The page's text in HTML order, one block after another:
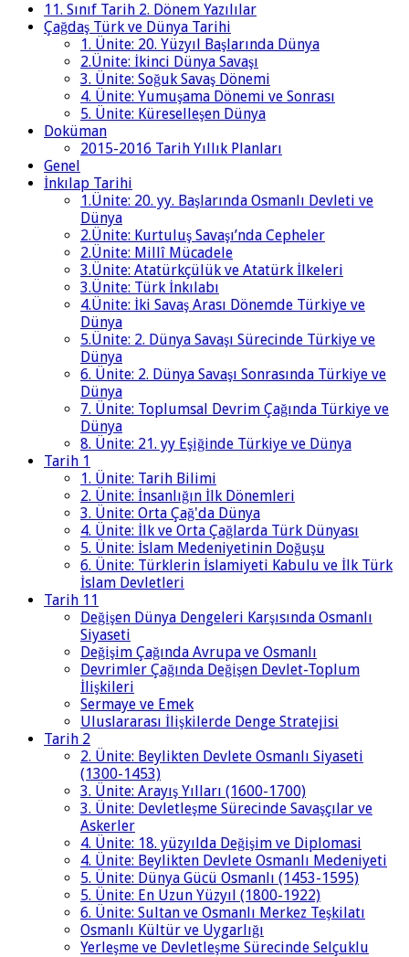
11. Sınıf Tarih 2. Dönem Yazılılar
Çağdaş Türk ve Dünya Tarihi
1. Ünite: 20. Yüzyıl Başlarında Dünya
2.Ünite: İkinci Dünya Savaşı
3. Ünite: Soğuk Savaş Dönemi
4. Ünite: Yumuşama Dönemi ve Sonrası
5. Ünite: Küreselleşen Dünya
Doküman
2015-2016 Tarih Yıllık Planları
Genel
İnkılap Tarihi
1.Ünite: 20. yy. Başlarında Osmanlı Devleti ve
Dünya
2.Ünite: Kurtuluş Savaşı’nda Cepheler
2.Ünite: Millî Mücadele
3.Ünite: Atatürkçülük ve Atatürk İlkeleri
3.Ünite: Türk İnkılabı
4.Ünite: İki Savaş Arası Dönemde Türkiye ve
Dünya
5.Ünite: 2. Dünya Savaşı Sürecinde Türkiye ve
Dünya
6. Ünite: 2. Dünya Savaşı Sonrasında Türkiye ve
Dünya
7. Ünite: Toplumsal Devrim Çağında Türkiye ve
Dünya
8. Ünite: 21. yy Eşiğinde Türkiye ve Dünya
Tarih 1
1. Ünite: Tarih Bilimi
2. Ünite: İnsanlığın İlk Dönemleri
3. Ünite: Orta Çağ'da Dünya
4. Ünite: İlk ve Orta Çağlarda Türk Dünyası
5. Ünite: İslam Medeniyetinin Doğuşu
6. Ünite: Türklerin İslamiyeti Kabulu ve İlk Türk
İslam Devletleri
Tarih 11
Değişen Dünya Dengeleri Karşısında Osmanlı
Siyaseti
Değişim Çağında Avrupa ve Osmanlı
Devrimler Çağında Değişen Devlet-Toplum
İlişkileri
Sermaye ve Emek
Uluslararası İlişkilerde Denge Stratejisi
Tarih 2
2. Ünite: Beylikten Devlete Osmanlı Siyaseti
(1300-1453)
3. Ünite: Arayış Yılları (1600-1700)
3. Ünite: Devletleşme Sürecinde Savaşçılar ve
Askerler
4. Ünite: 18. yüzyılda Değişim ve Diplomasi
4. Ünite: Beylikten Devlete Osmanlı Medeniyeti
5. Ünite: Dünya Gücü Osmanlı (1453-1595)
5. Ünite: En Uzun Yüzyıl (1800-1922)
6. Ünite: Sultan ve Osmanlı Merkez Teşkilatı
Osmanlı Kültür ve Uygarlığı
Yerleşme ve Devletleşme Sürecinde Selçuklu